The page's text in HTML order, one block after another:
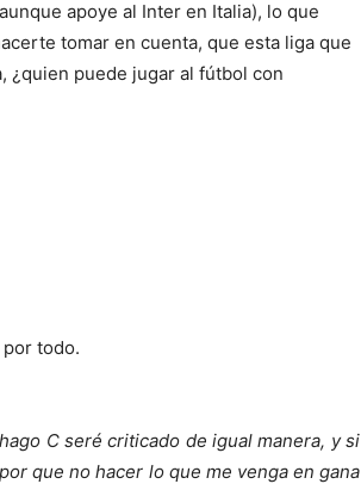
apoye al Inter en Italia), lo que
tomar en cuenta, que esta liga que
¿quien puede jugar al fútbol con
todo.
C seré criticado de igual manera, y si
que no hacer lo que me venga en gana